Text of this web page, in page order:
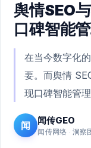
舆情SEO
口碑智能
在当今数字化
要。而舆情
现口碑智能管
闻 闻传GEO
闻传网络 · 洞察